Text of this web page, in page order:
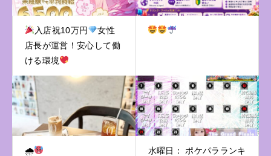
入店祝10万円
女性
店長が運営！安心して働
ける環境
🌧
水曜日： ポケパラランキ